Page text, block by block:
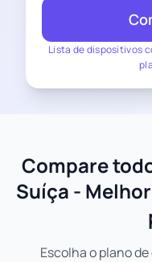
Lista de dispositivos
Compare
Suíça -
Escolha o plano